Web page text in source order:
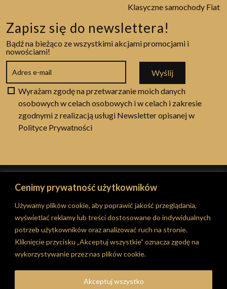
Cenimy prywatność użytkowników
Używamy plików cookie, aby poprawić jakość przeglądania,
wyświetlać reklamy lub treści dostosowane do indywidualnych
potrzeb użytkowników oraz analizować ruch na stronie.
Kliknięcie przycisku „Akceptuj wszystkie” oznacza zgodę na
wykorzystywanie przez nas plików cookie.
Akceptuj wszystko
Klasyczne samochody Fiat
Zapisz się do newslettera!
Bądź na bieżąco ze wszystkimi akcjami promocjami i
nowościami!
Wyślij
Wyrażam zgodę na przetwarzanie moich danych
osobowych w celach osobowych i w celach i zakresie
zgodnymi z realizacją usługi Newsletter opisanej w
Polityce Prywatności
© 2026 RT Classic Garage